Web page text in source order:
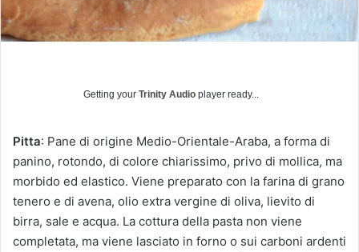
l
Getting your Trinity Audio player ready...
Pitta: Pane di origine Medio-Orientale-Araba, a forma di
panino, rotondo, di colore chiarissimo, privo di mollica, ma
morbido ed elastico. Viene preparato con la farina di grano
tenero e di avena, olio extra vergine di oliva, lievito di
birra, sale e acqua. La cottura della pasta non viene
completata, ma viene lasciato in forno o sui carboni ardenti